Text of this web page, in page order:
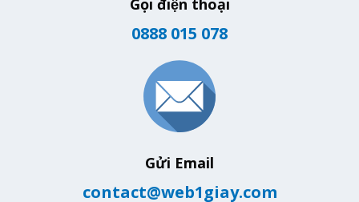
0888 015 078
Gửi Email
contact@web1giay.com